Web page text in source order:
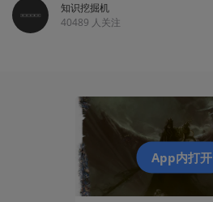
知识挖掘机
40489 人关注
App内打开